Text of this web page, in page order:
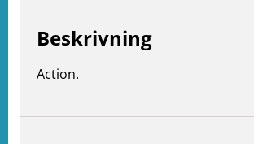
Beskrivning
Action.